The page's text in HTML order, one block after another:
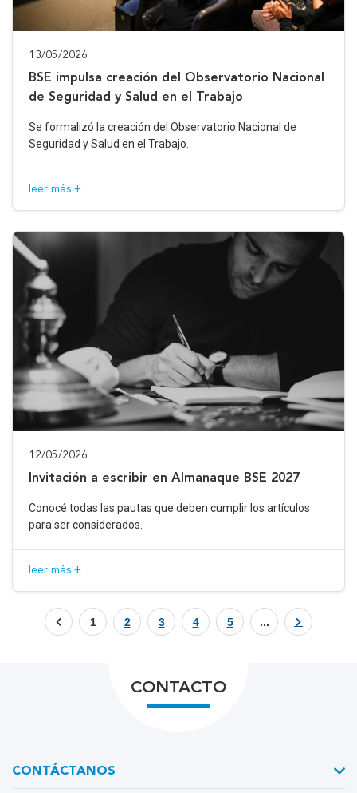
13/05/2026
BSE impulsa creación del Observatorio Nacional
de Seguridad y Salud en el Trabajo
Se formalizó la creación del Observatorio Nacional de
Seguridad y Salud en el Trabajo.
leer más +
12/05/2026
Invitación a escribir en Almanaque BSE 2027
Conocé todas las pautas que deben cumplir los artículos
para ser considerados.
leer más +
1 2 3 4 5 ...
CONTACTO
CONTÁCTANOS